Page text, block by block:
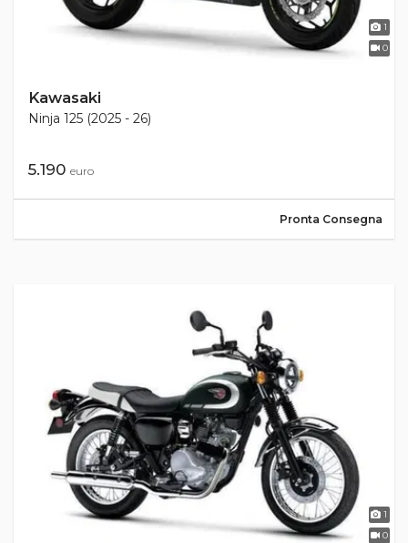
1
0
Kawasaki
Ninja 125 (2025 - 26)
5.190 euro
Pronta Consegna
1
0